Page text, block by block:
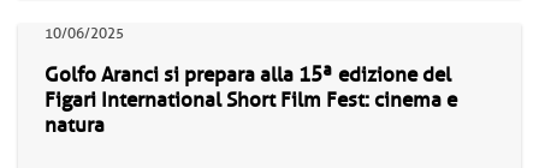
10/06/2025
Golfo Aranci si prepara alla 15ª edizione del
Figari International Short Film Fest: cinema e
natura